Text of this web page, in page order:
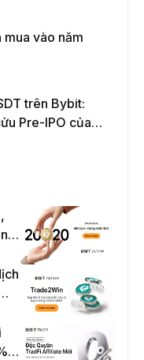
vào năm
trên Bybit:
Pre-IPO của
&